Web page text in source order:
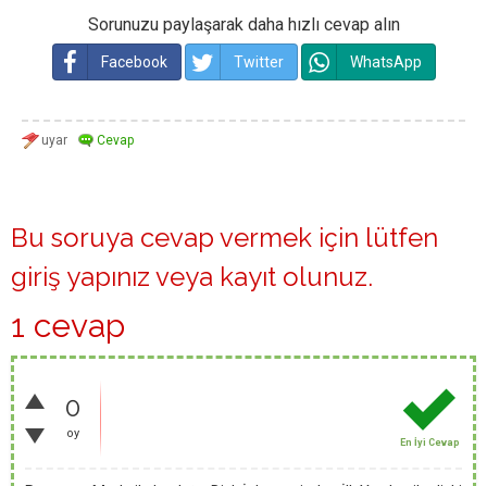
Sorunuzu paylaşarak daha hızlı cevap alın
Facebook Twitter WhatsApp
Bu soruya cevap vermek için lütfen
giriş yapınız veya kayıt olunuz.
1 cevap
0
oy
En İyi Cevap